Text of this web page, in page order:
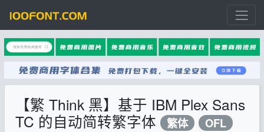
【繁 Think 黑】基于 IBM Plex Sans
TC 的自动简转繁字体
繁体 OFL